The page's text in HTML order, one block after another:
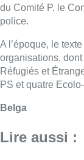
du Comité P, le
police.
A l’époque, le
organisations,
Réfugiés et
PS et quatre
Belga
Lire aussi :